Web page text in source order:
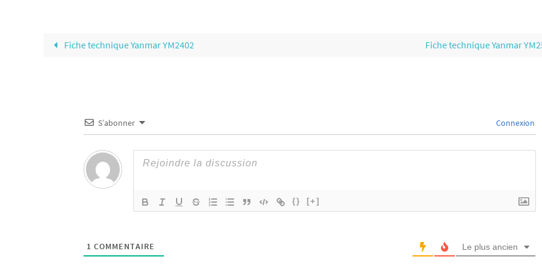
Fiche technique Yanmar YM2402 Fiche technique Yanmar
S’abonner Connexion
{} [+]
1 COMMENTAIRE Le plus ancien